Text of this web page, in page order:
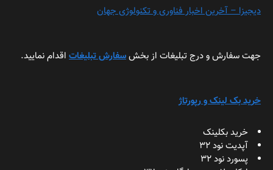
دیجیزا – آخرین اخبار فناوری و تکنولوژی جهان
جهت سفارش و درج تبلیغات از بخشسفارش تبلیغات اقدام نمایید.
خرید بک لینک و رپورتاژ
خرید بکلینک
آپدیت نود 32
پسورد نود 32